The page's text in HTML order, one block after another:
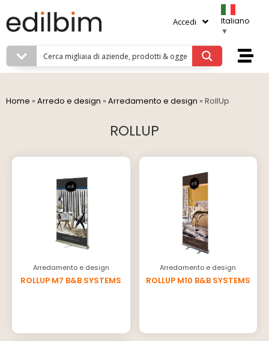
Accedi
Italiano
▼
Home » Arredo e design » Arredamento e design » RollUp
ROLLUP
Arredamento e design
ROLLUP M7 B&B SYSTEMS
Arredamento e design
ROLLUP M10 B&B SYSTEMS